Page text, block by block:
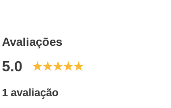
Avaliações
5.0
1 avaliação